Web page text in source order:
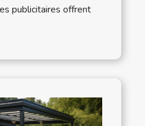
publicitaires offrent